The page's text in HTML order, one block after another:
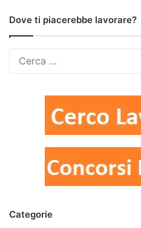
Dove ti piacerebbe lavorare?
Categorie